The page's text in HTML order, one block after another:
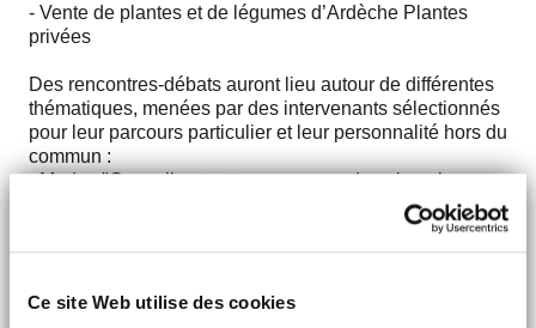
Ce site Web utilise des cookies
- Vente de plantes et de légumes d’Ardèche Plantes
privées
Des rencontres-débats auront lieu autour de différentes
thématiques, menées par des intervenants sélectionnés
pour leur parcours particulier et leur personnalité hors du
commun :
- Mode : "Conseils et astuces pour un dressing plus
- Déco : "Slow déco : cette tendance positive qui fait du
bien"
- Voyage : "L'art de voyager : expériences uniques en